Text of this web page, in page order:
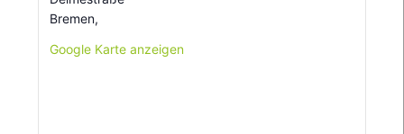
Bremen,
Google Karte anzeigen